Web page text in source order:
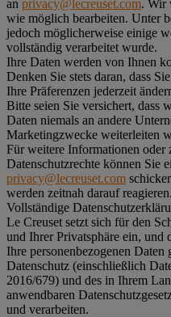
an privacy@lecreuset.com. Wir
wie möglich bearbeiten. Unter
jedoch möglicherweise einige
vollständig verarbeitet wurde.
Ihre Daten werden von Ihnen
Denken Sie stets daran, dass
Ihre Präferenzen jederzeit
Bitte seien Sie versichert, dass
Daten niemals an andere
Marketingzwecke weiterleiten
Für weitere Informationen oder
Datenschutzrechte können Sie
privacy@lecreuset.com
werden zeitnah darauf reagieren.
Vollständige
Le Creuset setzt sich für den
und Ihrer Privatsphäre ein,
Ihre personenbezogenen
Datenschutz (einschließlich
2016/679) und des in Ihrem
anwendbaren
und verarbeiten.